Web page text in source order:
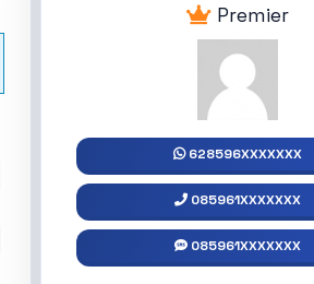
Premier
628596XXXXXXX
085961XXXXXXX
085961XXXXXXX